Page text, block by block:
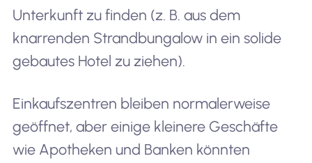
Unterkunft zu finden (z. B. aus dem
knarrenden Strandbungalow in ein solide
gebautes Hotel zu ziehen).
Einkaufszentren bleiben normalerweise
geöffnet, aber einige kleinere Geschäfte
wie Apotheken und Banken könnten